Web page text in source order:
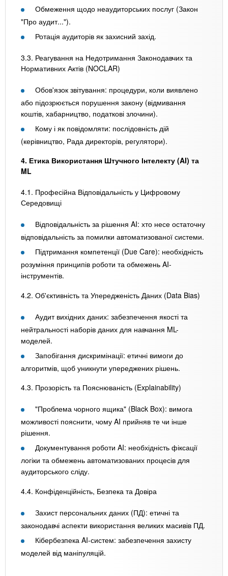
Обмеження щодо неаудиторських послуг (Закон
"Про аудит...").
Ротація аудиторів як захисний захід.
3.3. Реагування на Недотримання Законодавчих та
Нормативних Актів (NOCLAR)
Обов'язок звітування: процедури, коли виявлено
або підозрюється порушення закону (відмивання
коштів, хабарництво, податкові злочини).
Кому і як повідомляти: послідовність дій
(керівництво, Рада директорів, регулятори).
4. Етика Використання Штучного Інтелекту (AI) та
ML
4.1. Професійна Відповідальність у Цифровому
Середовищі
Відповідальність за рішення AI: хто несе остаточну
відповідальність за помилки автоматизованої системи.
Підтримання компетенції (Due Care): необхідність
розуміння принципів роботи та обмежень AI-
інструментів.
4.2. Об'єктивність та Упередженість Даних (Data Bias)
Аудит вихідних даних: забезпечення якості та
нейтральності наборів даних для навчання ML-
моделей.
Запобігання дискримінації: етичні вимоги до
алгоритмів, щоб уникнути упереджених рішень.
4.3. Прозорість та Пояснюваність (Explainability)
"Проблема чорного ящика" (Black Box): вимога
можливості пояснити, чому AI прийняв те чи інше
рішення.
Документування роботи AI: необхідність фіксації
логіки та обмежень автоматизованих процесів для
аудиторського сліду.
4.4. Конфіденційність, Безпека та Довіра
Захист персональних даних (ПД): етичні та
законодавчі аспекти використання великих масивів ПД.
Кібербезпека AI-систем: забезпечення захисту
моделей від маніпуляцій.